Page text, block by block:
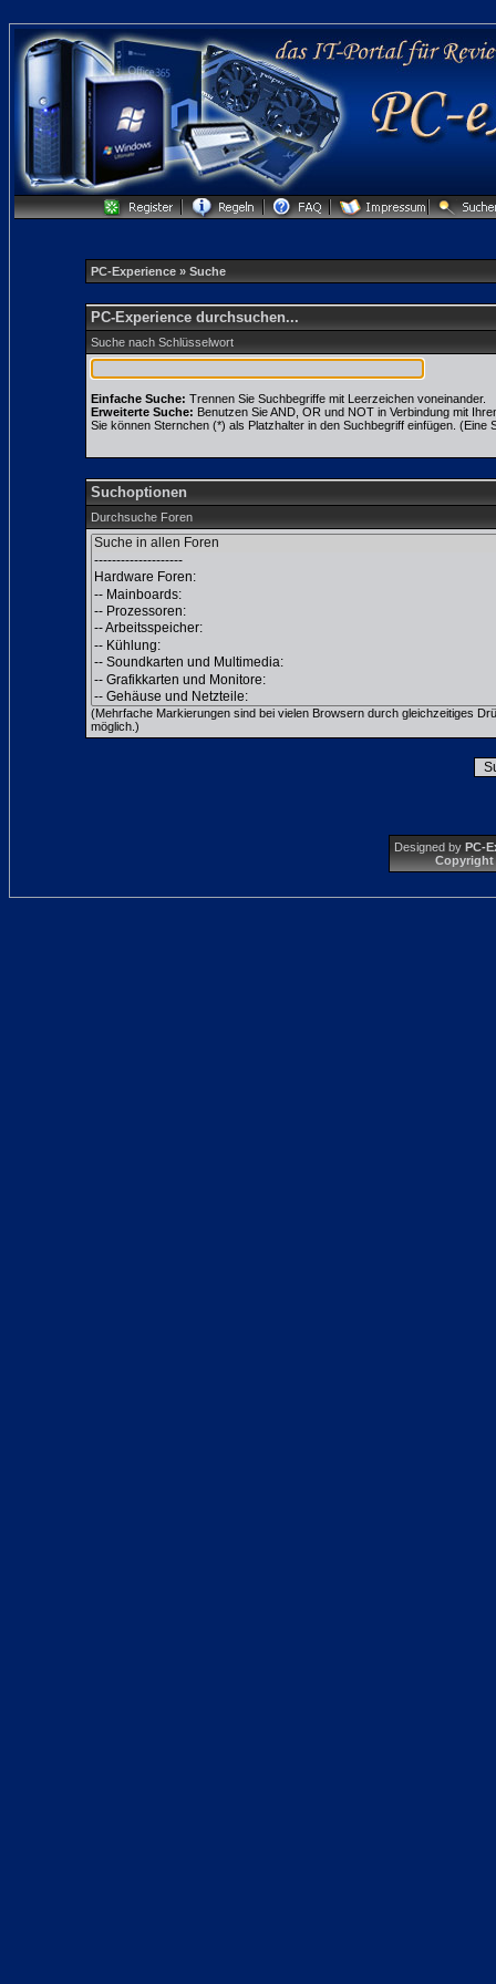
PC-Experience » Suche
PC-Experience durchsuchen...
Suche nach Schlüsselwort
Einfache Suche: Trennen Sie Suchbegriffe mit Leerzeichen voneinander.
Erweiterte Suche: Benutzen Sie AND, OR und NOT in Verbindung mit
Sie können Sternchen (*) als Platzhalter in den Suchbegriff einfügen. (Eine
Suchoptionen
Durchsuche Foren
(Mehrfache Markierungen sind bei vielen Browsern durch gleichzeitiges
möglich.)
Designed by PC-
Copyright